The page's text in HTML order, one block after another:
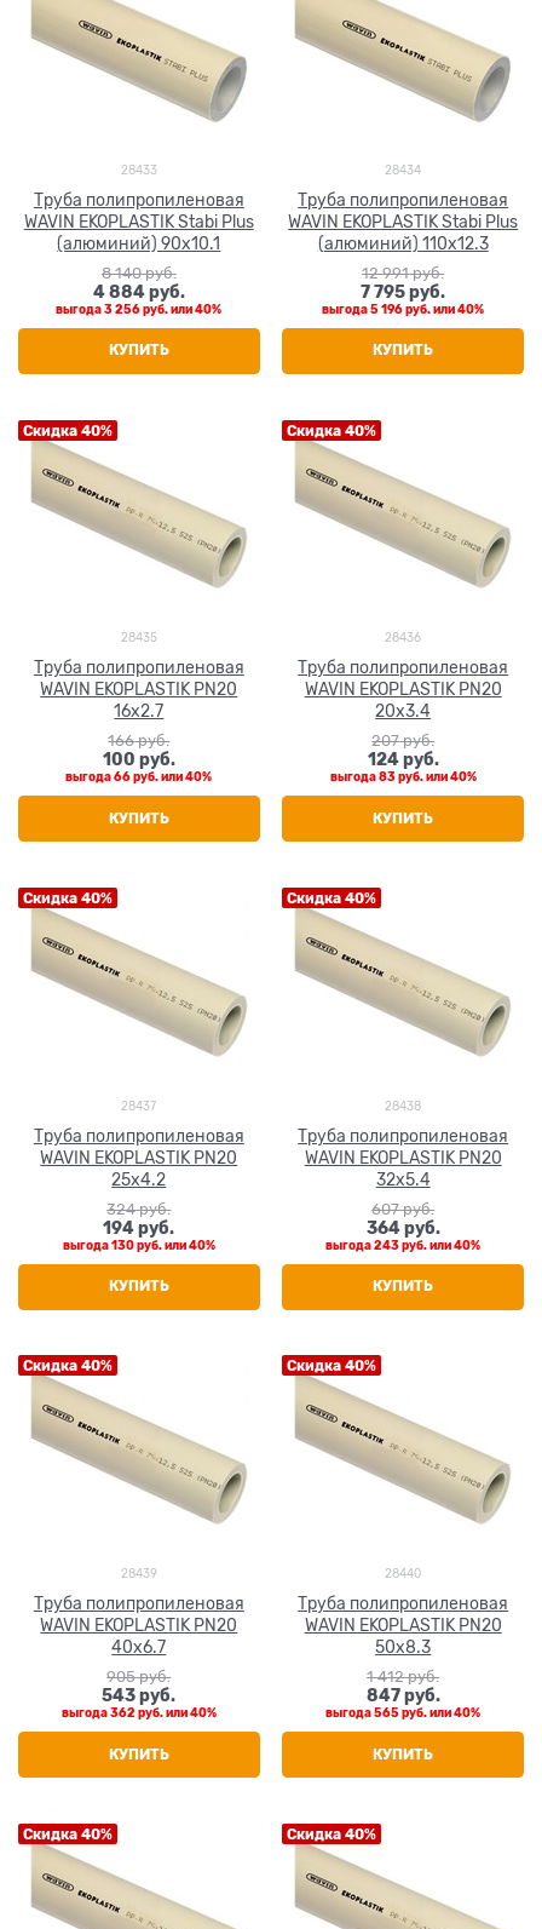
28433
Труба полипропиленовая
WAVIN EKOPLASTIK Stabi Plus
(алюминий) 90x10.1
8 140 руб.
4 884 руб.
выгода3 256 руб.или40%
КУПИТЬ
28434
Труба полипропиленовая
WAVIN EKOPLASTIK Stabi Plus
(алюминий) 110x12.3
12 991 руб.
7 795 руб.
выгода5 196 руб.или40%
КУПИТЬ
Скидка 40%
28435
Труба полипропиленовая
WAVIN EKOPLASTIK PN20
16x2.7
166 руб.
100 руб.
выгода66 руб.или40%
КУПИТЬ
Скидка 40%
28436
Труба полипропиленовая
WAVIN EKOPLASTIK PN20
20x3.4
207 руб.
124 руб.
выгода83 руб.или40%
КУПИТЬ
Скидка 40%
28437
Труба полипропиленовая
WAVIN EKOPLASTIK PN20
25x4.2
324 руб.
194 руб.
выгода130 руб.или40%
КУПИТЬ
Скидка 40%
28438
Труба полипропиленовая
WAVIN EKOPLASTIK PN20
32x5.4
607 руб.
364 руб.
выгода243 руб.или40%
КУПИТЬ
Скидка 40%
28439
Труба полипропиленовая
WAVIN EKOPLASTIK PN20
40x6.7
905 руб.
543 руб.
выгода362 руб.или40%
КУПИТЬ
Скидка 40%
28440
Труба полипропиленовая
WAVIN EKOPLASTIK PN20
50x8.3
1 412 руб.
847 руб.
выгода565 руб.или40%
КУПИТЬ
Скидка 40% Скидка 40%